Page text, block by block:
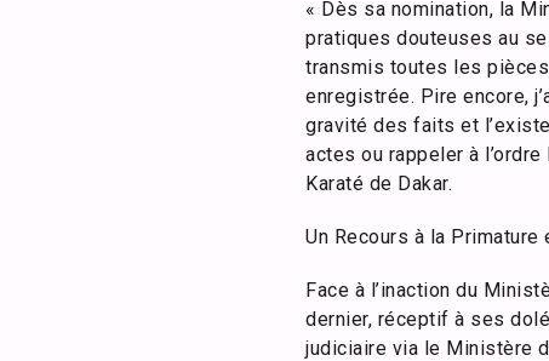
« Dès sa nomination, la
pratiques douteuses au
transmis toutes les
enregistrée. Pire encore,
gravité des faits et
actes ou rappeler à
Karaté de Dakar.
Un Recours à la
Face à l’inaction du
dernier, réceptif à ses
judiciaire via le Ministère